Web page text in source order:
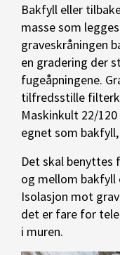
Bakfyll eller
masse som
graveskråningen
en gradering der
fugeåpningene.
tilfredsstille
Maskinkult 22/
egnet som
Det skal benyttes
og mellom bakfyll
Isolasjon mot
det er fare for
i muren.